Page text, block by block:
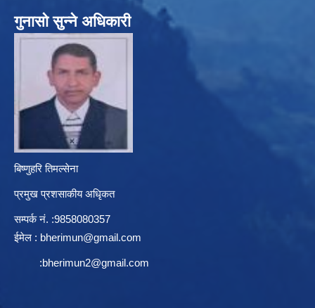
गुनासो सुन्ने अधिकारी
बिष्णुहरि तिमल्सेना
प्रमुख प्रशसाकीय अधिृकत
सम्पर्क न‌ं. :9858080357
ईमेल : bherimun@gmail.com
:bherimun2@gmail.com